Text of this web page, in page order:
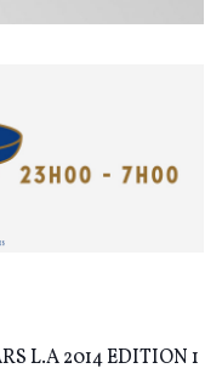
L.A 2014 EDITION 1